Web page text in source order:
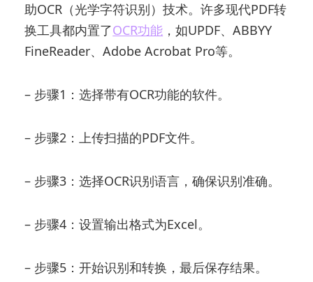
助OCR（光学字符识别）技术。许多现代PDF转
换工具都内置了OCR功能 ，如UPDF、ABBYY
FineReader、Adobe Acrobat Pro等。
– 步骤1：选择带有OCR功能的软件。
– 步骤2：上传扫描的PDF文件。
– 步骤3：选择OCR识别语言，确保识别准确。
– 步骤4：设置输出格式为Excel。
– 步骤5：开始识别和转换，最后保存结果。